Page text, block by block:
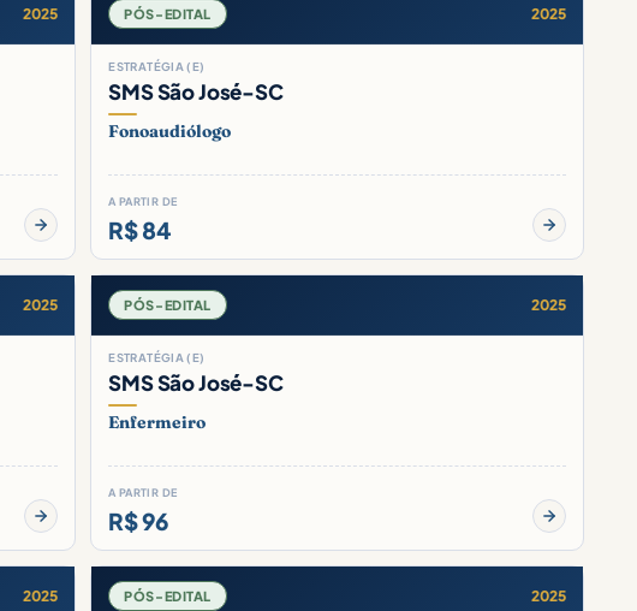
2025 PÓS-EDITAL 2025
ESTRATÉGIA (E)
SMS São José-SC
Fonoaudiólogo
A PARTIR DE
R$ 84
2025 PÓS-EDITAL 2025
ESTRATÉGIA (E)
SMS São José-SC
Enfermeiro
A PARTIR DE
R$ 96
2025 PÓS-EDITAL 2025